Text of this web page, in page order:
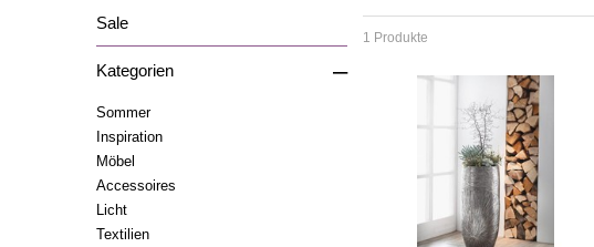
1 Produkte
Sale
Kategorien –
Sommer
Inspiration
Möbel
Accessoires
Licht
Textilien